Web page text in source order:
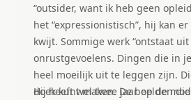
“outsider, want ik heb geen
het “expressionistisch”, hij kan
kwijt. Sommige werk “ontstaat
onrustgevoelens. Dingen die in
heel moeilijk uit te leggen zijn.
doek kunt maken. De beelden
Hij heeft wel twee jaar op de